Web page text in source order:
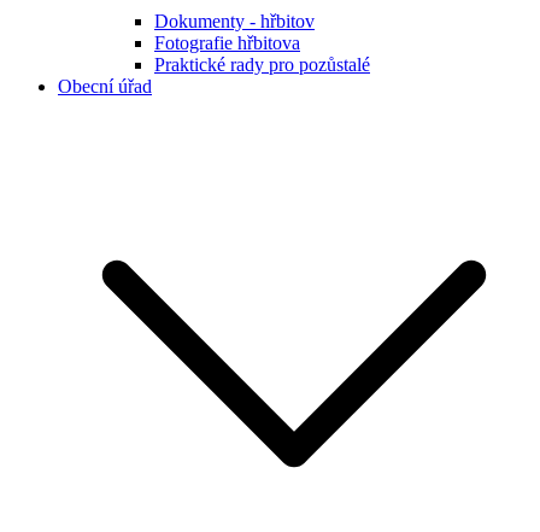
Dokumenty - hřbitov
Fotografie hřbitova
Praktické rady pro pozůstalé
Obecní úřad